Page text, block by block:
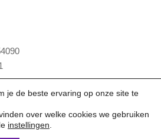
je de beste ervaring op onze site te
over welke cookies we gebruiken
instellingen